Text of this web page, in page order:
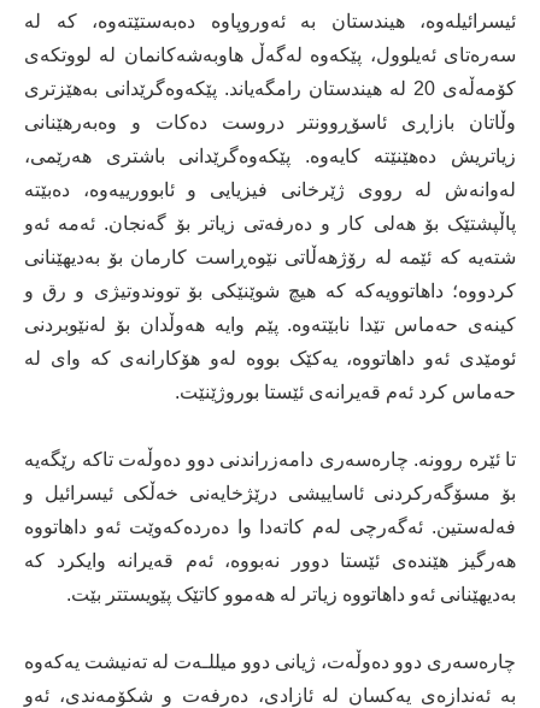
ئیسرائیلەوە، هیندستان بە ئەوروپاوە دەبەستێتەوە، کە لە
سەرەتای ئەیلوول، پێکەوە لەگەڵ هاوبەشەکانمان لە لووتکەی
کۆمەڵەی 20 لە هیندستان رامگەیاند. پێکەوەگرێدانی بەهێزتری
وڵاتان بازاڕی ئاسۆڕوونتر دروست دەکات و وەبەرهێنانی
زیاتریش دەهێنێتە کایەوە. پێکەوەگرێدانی باشتری هەرێمی،
لەوانەش لە رووی ژێرخانی فیزیایی و ئابوورییەوە، دەبێتە
پاڵپشتێک بۆ هەلی کار و دەرفەتی زیاتر بۆ گەنجان. ئەمە ئەو
شتەیە کە ئێمە لە رۆژهەڵاتی نێوەڕاست کارمان بۆ بەدیهێنانی
کردووە؛ داهاتوویەکە کە هیچ شوێنێکی بۆ تووندوتیژی و رق و
کینەی حەماس تێدا نابێتەوە. پێم وایە هەوڵدان بۆ لەنێوبردنی
ئومێدی ئەو داهاتووە، یەکێک بووە لەو هۆکارانەی کە وای لە
حەماس کرد ئەم قەیرانەی ئێستا بوروژێنێت.
تا ئێرە روونە. چارەسەری دامەزراندنی دوو دەوڵەت تاکە رێگەیە
بۆ مسۆگەرکردنی ئاساییشی درێژخایەنی خەڵکی ئیسرائیل و
فەلەستین. ئەگەرچی لەم کاتەدا وا دەردەکەوێت ئەو داهاتووە
هەرگیز هێندەی ئێستا دوور نەبووە، ئەم قەیرانە وایکرد کە
بەدیهێنانی ئەو داهاتووە زیاتر لە هەموو کاتێک پێویستتر بێت.
چارەسەری دوو دەوڵەت، ژیانی دوو میللـەت لە تەنیشت یەکەوە
بە ئەندازەی یەکسان لە ئازادی، دەرفەت و شکۆمەندی، ئەو